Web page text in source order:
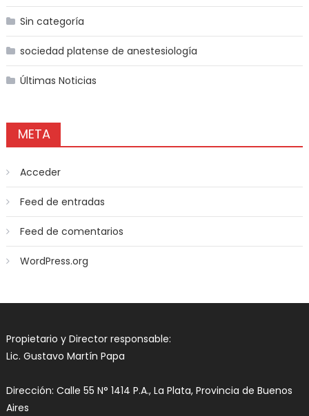
Sin categoría
sociedad platense de anestesiología
Últimas Noticias
META
Acceder
Feed de entradas
Feed de comentarios
WordPress.org
Propietario y Director responsable:
Lic. Gustavo Martín Papa
Dirección: Calle 55 N° 1414 P.A., La Plata, Provincia de Buenos
Aires